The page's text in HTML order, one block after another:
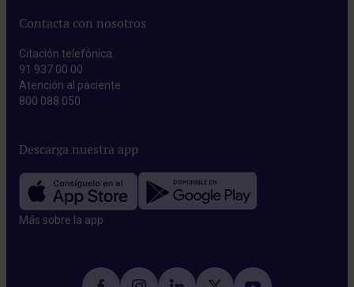
Contacta con nosotros
Citación telefónica
91 937 00 00
Atención al paciente
800 088 050
Descarga nuestra app
Más sobre la app​